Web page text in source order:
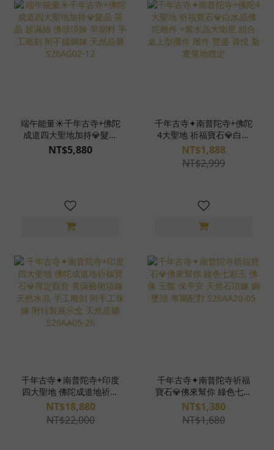
端午能量☀️千年古寺+佛陀
成道四大聖地加持💎髮晶
茶晶 超滿絲 佛頭項鍊 早
期料 手工雕刻 附不鏽鋼鍊
NT$5,880
千年古寺✦南普陀寺+佛陀
4大聖地 祈福寶石💎白水
晶佛陀雕件 +紫水晶大衛
星 組合 桌上型擺件 雕件
豐盛 喜悅 紮實落地穩定
NT$1,888
NT$2,999
千年古寺✦南普陀寺+印度
四大聖地 佛陀成道地祈福
寶石💎禪定觀音 菩薩藝術
項鍊 天然水晶 手工雕刻
附手工珠鍊 附特製展示盒
NT$18,880
NT$22,000
千年古寺✦南普陀寺祈福
寶石💎佛來幫你 綠色七彩
玉 佛像 玉髓 保平安 天然
石項鍊 鋼墜頭 專屬配對
S26AA20-05
NT$1,380
NT$1,680